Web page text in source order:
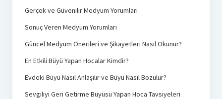
Gerçek ve Güvenilir Medyum Yorumları
Sonuç Veren Medyum Yorumları
Güncel Medyum Önerileri ve Şikayetleri Nasıl Okunur?
En Etkili Büyü Yapan Hocalar Kimdir?
Evdeki Büyü Nasıl Anlaşılır ve Büyü Nasıl Bozulur?
Sevgiliyi Geri Getirme Büyüsü Yapan Hoca Tavsiyeleri